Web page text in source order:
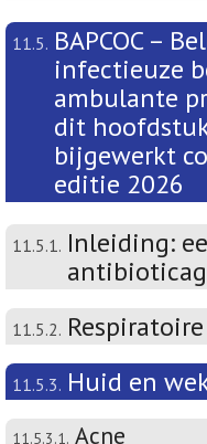
11.5. BAPCOC –
infectieuze
ambulante
dit
bijgewerkt
editie 2026
11.5.1. Inleiding:
11.5.2.
11.5.3. Huid en
11.5.3.1. Acne